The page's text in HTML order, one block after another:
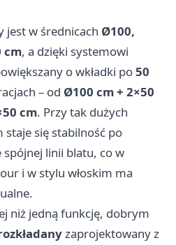
jest w średnicach Ø100,
cm, a dzięki systemowi
o wkładki po50
– od Ø100 cm + 2×50
cm. Przy tak dużych
się stabilność po
spójnej linii blatu, co w
i w stylu włoskim ma
niż jedną funkcję, dobrym
zaprojektowany z